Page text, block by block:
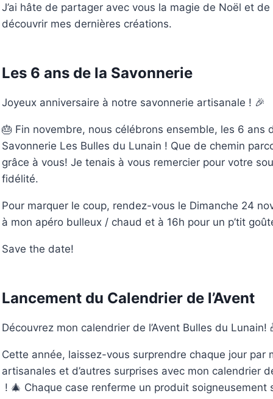
J’ai hâte de partager avec vous la magie de Noël et
découvrir mes dernières créations.
Les 6 ans de la Savonnerie
Joyeux anniversaire à notre savonnerie artisanale ! 🎉
🎂 Fin novembre, nous célébrons ensemble, les 6 ans
Savonnerie Les Bulles du Lunain ! Que de chemin
grâce à vous! Je tenais à vous remercier pour votre
fidélité.
Pour marquer le coup, rendez-vous le Dimanche 24
à mon apéro bulleux / chaud et à 16h pour un p’tit
Save the date!
Lancement du Calendrier de l’Avent
Découvrez mon calendrier de l’Avent Bulles du Lunain!
Cette année, laissez-vous surprendre chaque jour par
artisanales et d’autres surprises avec mon calendrier
! 🎄 Chaque case renferme un produit soigneusement